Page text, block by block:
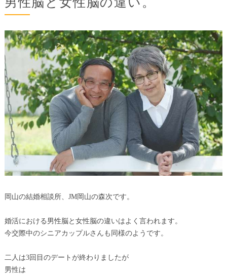
岡山の結婚相談所、JM岡山の森次です。
婚活における男性脳と女性脳の違いはよく言われます。
今交際中のシニアカップルさんも同様のようです。
二人は3回目のデートが終わりましたが
男性は